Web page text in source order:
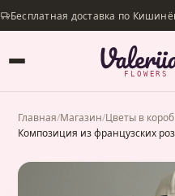
Главная/Магазин/Цветы в
Композиция из французских